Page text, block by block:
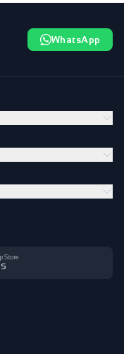
WhatsApp
Store